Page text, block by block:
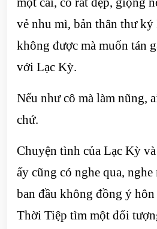
vẻ nhu mì, bản thân thư
không được mà muốn tán
với Lạc Kỳ.
Nếu như cô mà làm nũng,
chứ.
Chuyện tình của Lạc Kỳ
ấy cũng có nghe qua,
ban đầu không đồng ý
Thời Tiệp tìm một đối